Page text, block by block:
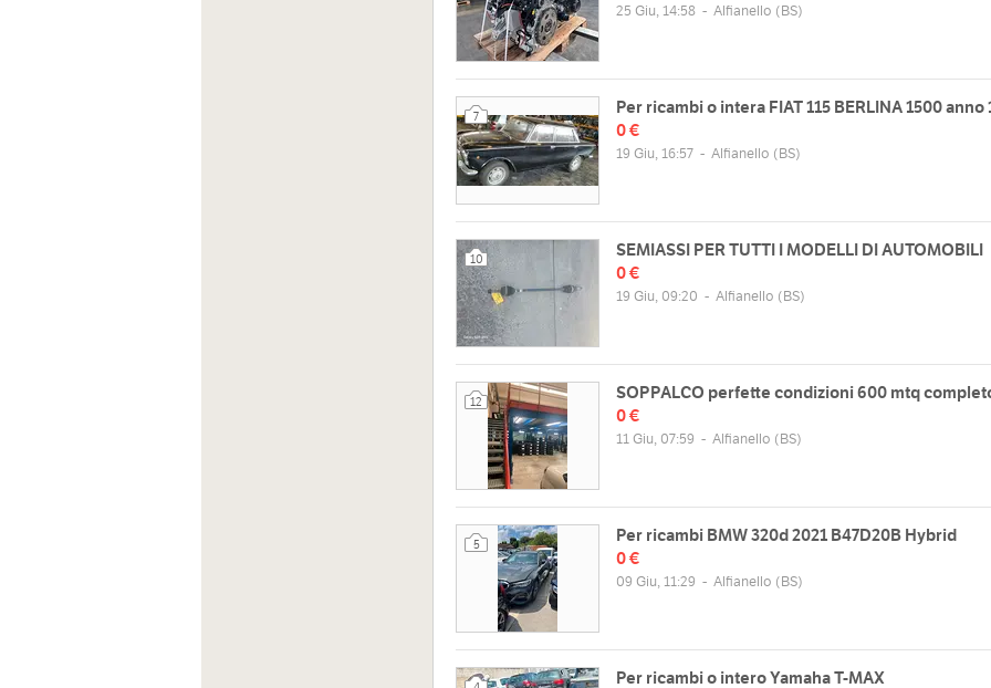
25 Giu, 14:58 - Alfianello (BS)
7
Per ricambi o intera FIAT 115 BERLINA 1500 anno
0 €
19 Giu, 16:57 - Alfianello (BS)
10
SEMIASSI PER TUTTI I MODELLI DI AUTOMOBILI
0 €
19 Giu, 09:20 - Alfianello (BS)
12
SOPPALCO perfette condizioni 600 mtq
0 €
11 Giu, 07:59 - Alfianello (BS)
5
Per ricambi BMW 320d 2021 B47D20B Hybrid
0 €
09 Giu, 11:29 - Alfianello (BS)
Per ricambi o intero Yamaha T-MAX